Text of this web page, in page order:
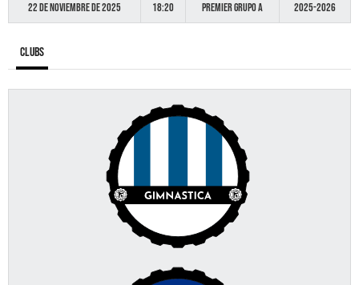
22 de noviembre de 2025 18:20 Premier GRUPO A 2025-2026
Clubs